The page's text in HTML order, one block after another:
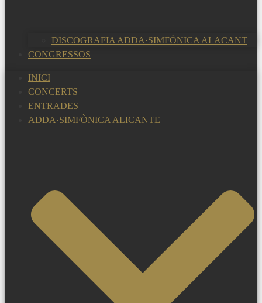
DISCOGRAFIA ADDA·SIMFÒNICA ALACANT
CONGRESSOS
INICI
CONCERTS
ENTRADES
ADDA·SIMFÒNICA ALICANTE